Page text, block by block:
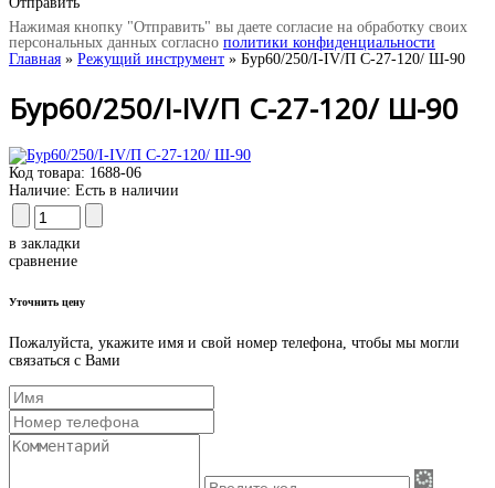
Нажимая кнопку "Отправить" вы даете согласие на обработку своих
персональных данных согласно политики конфиденциальности
Главная » Режущий инструмент » Бур60/250/I-IV/П С-27-120/ Ш-90
Бур60/250/I-IV/П С-27-120/ Ш-90
Код товара: 1688-06
Наличие: Есть в наличии
в закладки
сравнение
Уточнить цену
Пожалуйста, укажите имя и свой номер телефона, чтобы мы могли
связаться с Вами